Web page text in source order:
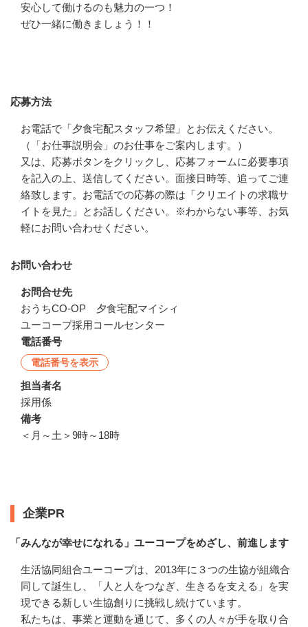
安心して働けるのも魅力の一つ！
ぜひ一緒に働きましょう！！
応募方法
お電話で「夕食宅配スタッフ希望」とお伝えください。
（「お仕事説明会」のお仕事をご案内します。）
又は、応募ボタンをクリックし、応募フォームに必要事項
を記入の上、送信してください。面接日時等、追ってご連
絡致します。お電話での応募の際は「クリエイトの求職サ
イトを見た」とお話しください。※わからない事等、お気
軽にお問い合わせください。
お問い合わせ
お問合せ先
おうちCO-OP　夕食宅配マイシィ
ユーコープ採用コールセンター
電話番号
電話番号を表示
担当者名
採用係
備考
＜月～土＞9時～18時
企業PR
「みんなが幸せになれる」ユーコープをめざし、前進します
生活協同組合ユーコープは、2013年に３つの生協が組織合
同して誕生し、「人と人をつなぎ、生きるを支える」を実
現できる新しい生協創りに挑戦し続けています。
私たちは、事業と運動を通じて、多くの人々が手を取り合